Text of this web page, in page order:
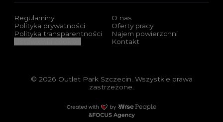
Regulaminy
Polityka prywatności
Polityka transparentności
O nas
Oferty pracy
Najem powierzchni
Kontakt
© 2026 Outlet Park Szczecin. Wszystkie prawa
zastrzeżone.